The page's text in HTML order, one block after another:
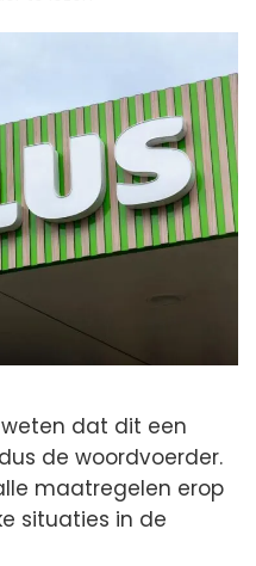
weten dat dit een
de woordvoerder.
maatregelen erop
situaties in de